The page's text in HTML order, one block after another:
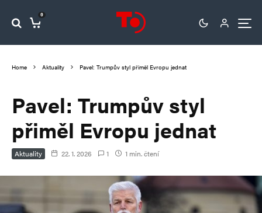
0
Home Aktuality Pavel: Trumpův styl přiměl Evropu jednat
Pavel: Trumpův styl
přiměl Evropu jednat
Aktuality 22. 1. 2026 1 1 min. čtení